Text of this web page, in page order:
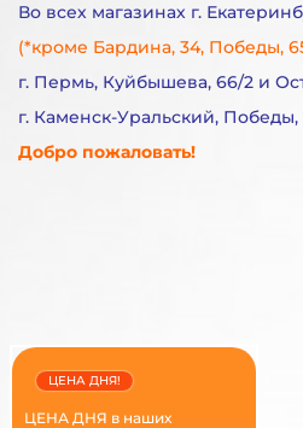
Во всех магазинах г.
(*кроме Бардина, 34, Победы,
г. Пермь, Куйбышева, 66/2 и
г. Каменск-Уральский, Победы,
Добро пожаловать!
ЦЕНА ДНЯ в наших
ЦЕНА ДНЯ!